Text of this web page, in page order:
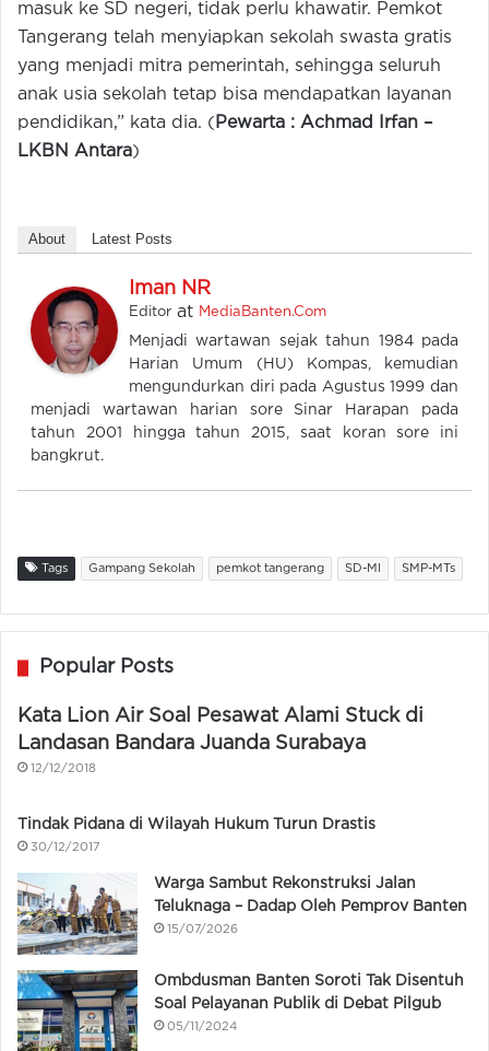
masuk ke SD negeri, tidak perlu khawatir. Pemkot
Tangerang telah menyiapkan sekolah swasta gratis
yang menjadi mitra pemerintah, sehingga seluruh
anak usia sekolah tetap bisa mendapatkan layanan
pendidikan,” kata dia. ( Pewarta : Achmad Irfan –
LKBN Antara)
About Latest Posts
Iman NR
Editor at MediaBanten.Com
Menjadi wartawan sejak tahun 1984 pada
Harian Umum (HU) Kompas, kemudian
mengundurkan diri pada Agustus 1999 dan
menjadi wartawan harian sore Sinar Harapan pada
tahun 2001 hingga tahun 2015, saat koran sore ini
bangkrut.
Tags Gampang Sekolah pemkot tangerang SD-MI SMP-MTs
Popular Posts
Kata Lion Air Soal Pesawat Alami Stuck di
Landasan Bandara Juanda Surabaya
12/12/2018
Tindak Pidana di Wilayah Hukum Turun Drastis
30/12/2017
Warga Sambut Rekonstruksi Jalan
Teluknaga – Dadap Oleh Pemprov Banten
15/07/2026
Ombdusman Banten Soroti Tak Disentuh
Soal Pelayanan Publik di Debat Pilgub
05/11/2024